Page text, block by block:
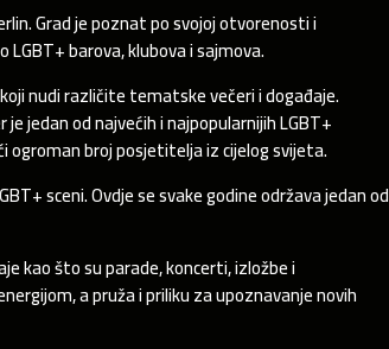
Grad je poznat po svojoj otvorenosti i
barova, klubova i sajmova.
nudi različite tematske večeri i događaje.
jedan od najvećih i najpopularnijih LGBT+
ogroman broj posjetitelja iz cijelog svijeta.
sceni. Ovdje se svake godine održava jedan od
kao što su parade, koncerti, izložbe i
a pruža i priliku za upoznavanje novih